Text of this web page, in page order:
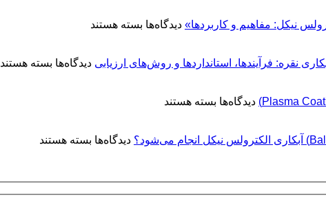
نیکل: مفاهیم و کاربردها» دیدگاه‌ها برای
«آبکاری
بسته هستند
نقره: فرآیندها، استانداردها و روش‌های ارزیابی دیدگاه‌ها برای
فرآیندها،
روش‌های
ارزیابی
بسته هستند
دیدگاه‌ها برای
(Plasma
بسته هستند
دیدگاه‌ها برای
ولو
بسته هستند